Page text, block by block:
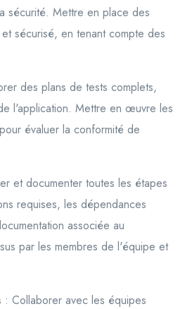
sécurité. Mettre en place des
sécurisé, en tenant compte des
des plans de tests complets,
l'application. Mettre en œuvre les
évaluer la conformité de
et documenter toutes les étapes
requises, les dépendances
associée au
par les membres de l'équipe et
: Collaborer avec les équipes